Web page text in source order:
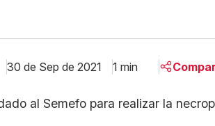
30 de Sep de 2021 1 min